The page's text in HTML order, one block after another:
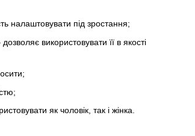
налаштовувати під зростання;
використовувати її в якості
як чоловік, так і жінка.